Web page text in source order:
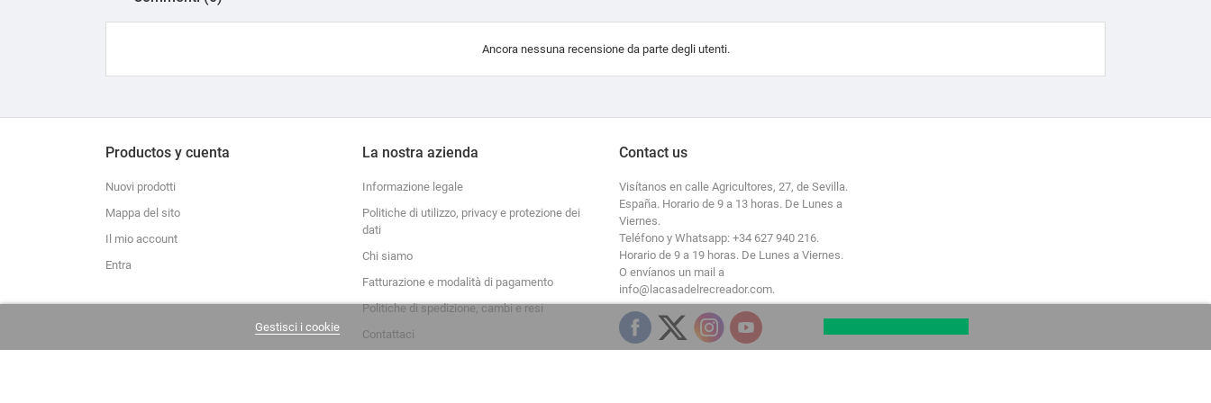
Ancora nessuna recensione da parte degli utenti.
Productos y cuenta
Nuovi prodotti
Mappa del sito
Il mio account
Entra
La nostra azienda
Informazione legale
Politiche di utilizzo, privacy e protezione dei
dati
Chi siamo
Fatturazione e modalità di pagamento
Politiche di spedizione, cambi e resi
Contattaci
Contact us
Visítanos en calle Agricultores, 27, de Sevilla.
España. Horario de 9 a 13 horas. De Lunes a
Viernes.
Teléfono y Whatsapp: +34 627 940 216.
Horario de 9 a 19 horas. De Lunes a Viernes.
O envíanos un mail a
info@lacasadelrecreador.com.
Gestisci i cookie